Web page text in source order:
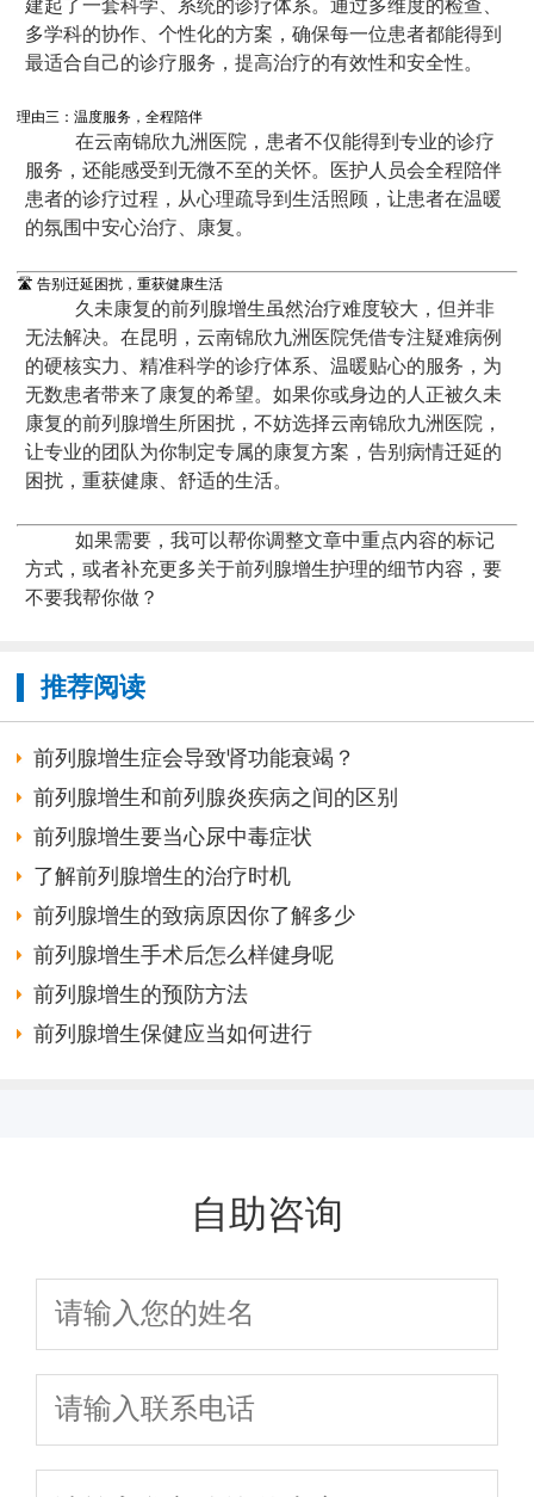
建起了一套科学、系统的诊疗体系。通过多维度的检查、
多学科的协作、个性化的方案，确保每一位患者都能得到
最适合自己的诊疗服务，提高治疗的有效性和安全性。
理由三：温度服务，全程陪伴
在云南锦欣九洲医院，患者不仅能得到专业的诊疗
服务，还能感受到无微不至的关怀。医护人员会全程陪伴
患者的诊疗过程，从心理疏导到生活照顾，让患者在温暖
的氛围中安心治疗、康复。
🛣️ 告别迁延困扰，重获健康生活
久未康复的前列腺增生虽然治疗难度较大，但并非
无法解决。在昆明，云南锦欣九洲医院凭借专注疑难病例
的硬核实力、精准科学的诊疗体系、温暖贴心的服务，为
无数患者带来了康复的希望。如果你或身边的人正被久未
康复的前列腺增生所困扰，不妨选择云南锦欣九洲医院，
让专业的团队为你制定专属的康复方案，告别病情迁延的
困扰，重获健康、舒适的生活。
如果需要，我可以帮你调整文章中重点内容的标记
方式，或者补充更多关于前列腺增生护理的细节内容，要
不要我帮你做？
推荐阅读
前列腺增生症会导致肾功能衰竭？
前列腺增生和前列腺炎疾病之间的区别
前列腺增生要当心尿中毒症状
了解前列腺增生的治疗时机
前列腺增生的致病原因你了解多少
前列腺增生手术后怎么样健身呢
前列腺增生的预防方法
前列腺增生保健应当如何进行
自助咨询